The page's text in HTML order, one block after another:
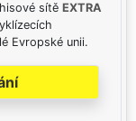
sítě EXTRA
Evropské unii.